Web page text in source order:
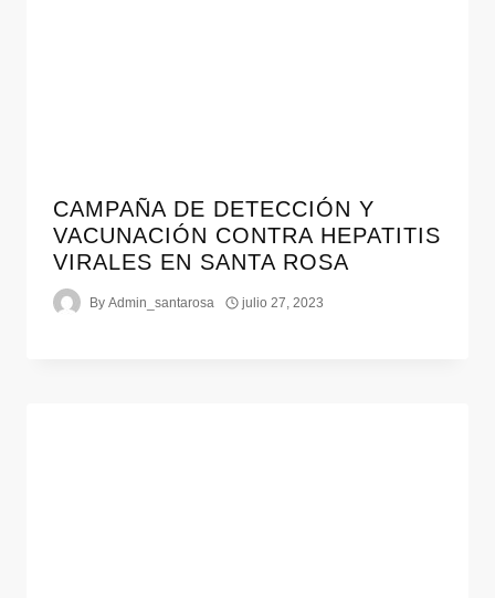
CAMPAÑA DE DETECCIÓN Y
VACUNACIÓN CONTRA HEPATITIS
VIRALES EN SANTA ROSA
By Admin_santarosa julio 27, 2023